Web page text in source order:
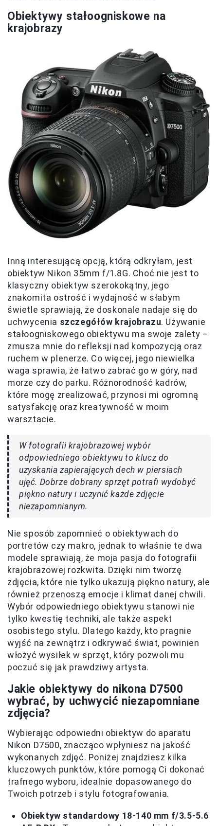
Obiektywy stałoogniskowe na
krajobrazy
Inną interesującą opcją, którą odkryłam, jest
obiektyw Nikon 35mm f/1.8G. Choć nie jest to
klasyczny obiektyw szerokokątny, jego
znakomita ostrość i wydajność w słabym
świetle sprawiają, że doskonale nadaje się do
uchwycenia szczegółów krajobrazu. Używanie
stałoogniskowego obiektywu ma swoje zalety –
zmusza mnie do refleksji nad kompozycją oraz
ruchem w plenerze. Co więcej, jego niewielka
waga sprawia, że łatwo zabrać go w góry, nad
morze czy do parku. Różnorodność kadrów,
które mogę zrealizować, przynosi mi ogromną
satysfakcję oraz kreatywność w moim
warsztacie.
W fotografii krajobrazowej wybór
odpowiedniego obiektywu to klucz do
uzyskania zapierających dech w piersiach
ujęć. Dobrze dobrany sprzęt potrafi wydobyć
piękno natury i uczynić każde zdjęcie
niezapomnianym.
Nie sposób zapomnieć o obiektywach do
portretów czy makro, jednak to właśnie te dwa
modele sprawiają, że moja pasja do fotografii
krajobrazowej rozkwita. Dzięki nim tworzę
zdjęcia, które nie tylko ukazują piękno natury, ale
również przenoszą emocje i klimat danej chwili.
Wybór odpowiedniego obiektywu stanowi nie
tylko kwestię techniki, ale także aspekt
osobistego stylu. Dlatego każdy, kto pragnie
wyjść na zewnątrz i odkrywać świat, powinien
włożyć wysiłek w sprzęt, który pozwoli mu
poczuć się jak prawdziwy artysta.
Jakie obiektywy do nikona D7500
wybrać, by uchwycić niezapomniane
zdjęcia?
Wybierając odpowiedni obiektyw do aparatu
Nikon D7500, znacząco wpłyniesz na jakość
wykonanych zdjęć. Poniżej znajdziesz kilka
kluczowych punktów, które pomogą Ci dokonać
trafnego wyboru, idealnie dopasowanego do
Twoich potrzeb i stylu fotografowania.
Obiektyw standardowy 18-140 mm f/3.5-5.6